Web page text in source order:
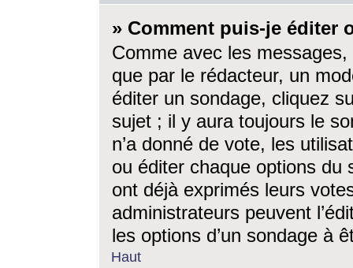
» Comment puis-je éditer
Comme avec les
que par le rédacteur, un
éditer un sondage, cliquez
sujet ; il y aura toujours le
n’a donné de vote, les
ou éditer chaque options du
ont déjà exprimés leurs
administrateurs peuvent
les options d’un sondage à
Haut